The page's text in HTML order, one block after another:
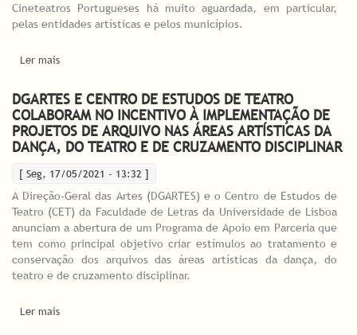
Cineteatros Portugueses há muito aguardada, em particular,
pelas entidades artísticas e pelos municípios.
Ler mais
DGARTES E CENTRO DE ESTUDOS DE TEATRO
COLABORAM NO INCENTIVO À IMPLEMENTAÇÃO DE
PROJETOS DE ARQUIVO NAS ÁREAS ARTÍSTICAS DA
DANÇA, DO TEATRO E DE CRUZAMENTO DISCIPLINAR
[ Seg, 17/05/2021 - 13:32 ]
A Direção-Geral das Artes (DGARTES) e o Centro de Estudos de
Teatro (CET) da Faculdade de Letras da Universidade de Lisboa
anunciam a abertura de um Programa de Apoio em Parceria que
tem como principal objetivo criar estímulos ao tratamento e
conservação dos arquivos das áreas artísticas da dança, do
teatro e de cruzamento disciplinar.
Ler mais